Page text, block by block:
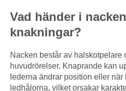
Vad händer i
knakningar?
Nacken består av halskotpelare
huvudrörelser. Knaprande kan
lederna ändrar position eller när
ledhålorna, vilket orsakar